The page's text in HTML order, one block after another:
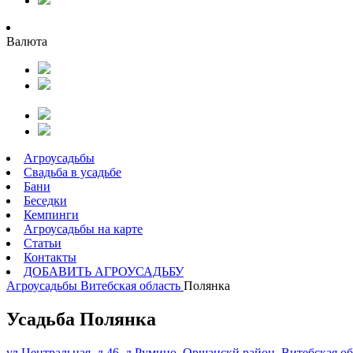
Валюта
Агроусадьбы
Свадьба в усадьбе
Бани
Беседки
Кемпинги
Агроусадьбы на карте
Статьи
Контакты
ДОБАВИТЬ АГРОУСАДЬБУ
Агроусадьбы Витебская область Полянка
Усадьба Полянка